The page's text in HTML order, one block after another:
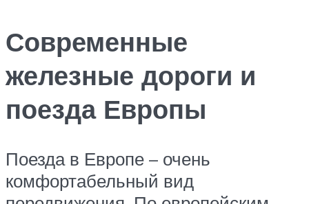
Современные
железные дороги и
поезда Европы
Поезда в Европе – очень
комфортабельный вид